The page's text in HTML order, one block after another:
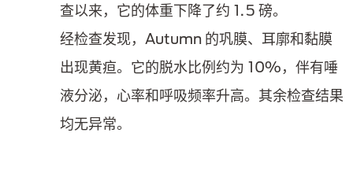
查以来，它的体重下降了约 1.5 磅。
经检查发现，Autumn 的巩膜、耳廓和黏膜
出现黄疸。它的脱水比例约为 10%，伴有唾
液分泌，心率和呼吸频率升高。其余检查结果
均无异常。